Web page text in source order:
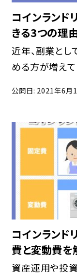
コインランド
きる3つの理
近年、副業とし
める方が増えて
紹介 […]
公開日: 2021年6月
コインランド
費と変動費を
資産運用や投